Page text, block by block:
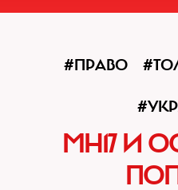
#ПРАВО
MH17 И